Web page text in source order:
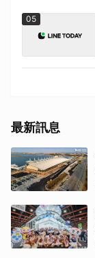
05
最新訊息